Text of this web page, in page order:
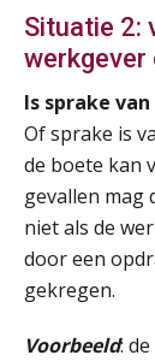
Situatie 2:
werkgever
Is sprake
Of sprake is
de boete kan
gevallen mag
niet als de
door een
gekregen.
Voorbeeld:
25
AUG
25
AUG
26
AUG
26
AUG